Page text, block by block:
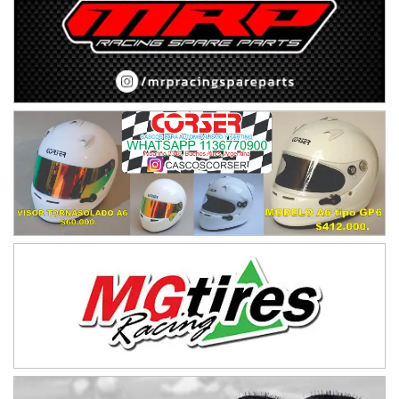
08/09-AGO
IAME SERIES ARGENTINA 6
Ramiro Tot (Asfalto)
Baradero (Buenos Aires)
KDO - F6
Ciudad de Trenque Lauquen (Asfalto)
Trenque Lauquen (Buenos Aires)
ENTRERRIANO - F6 (POSTERGADA)
Parque de la Velocidad (Asfalto)
Villaguay (Entre Ríos)
VICTORIENSE - F7
Victoria (Entre Ríos)
PATAGONICO - F6
Moto Club Reginense (Tierra)
Gral. E. Godoy (Río Negro)
CSK - F7